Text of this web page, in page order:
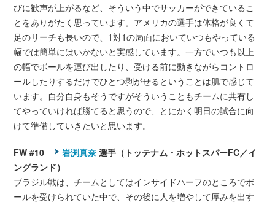
びに歓声が上がるなど、そういう中でサッカーができているこ
とをありがたく思っています。アメリカの選手は体格が良くて
足のリーチも長いので、1対1の局面においていつもやっている
幅では簡単にはいかないと実感しています。一方でいつも以上
の幅でボールを運び出したり、受ける前に動きながらコントロ
ールしたりするだけでひとつ剥がせるということは肌で感じて
います。自分自身もそうですがそういうこともチームに共有し
てやっていければ勝てると思うので、とにかく明日の試合に向
けて準備していきたいと思います。
FW #10 岩渕真奈 選手（トッテナム・ホットスパーFC／イ
ングランド）
ブラジル戦は、チームとしてはインサイドハーフのところでボ
ールを受けられていた中で、その後に人を増やして厚みを出す